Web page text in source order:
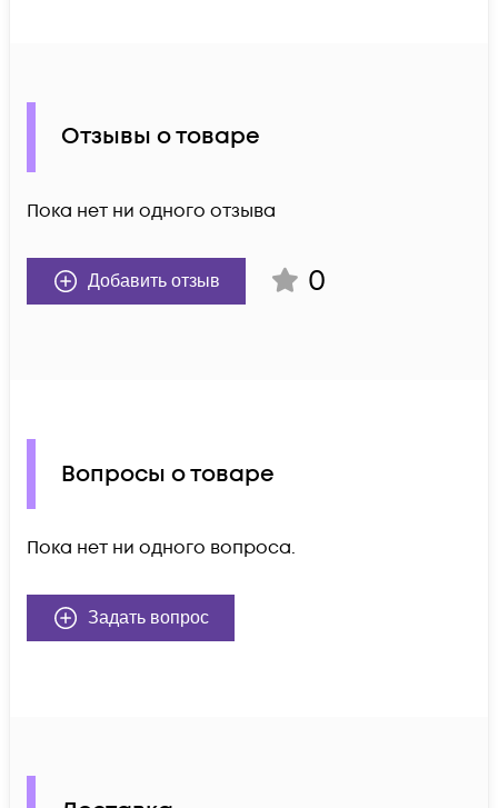
Отзывы о товаре
Пока нет ни одного отзыва
Добавить отзыв 0
Вопросы о товаре
Пока нет ни одного вопроса.
Задать вопрос